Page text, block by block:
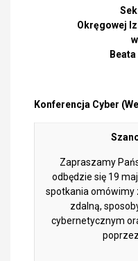
Okręgowej
Konferencja Cyber
Zapraszamy
odbędzie się 19
spotkania omówimy
zdalną,
cybernetycznym